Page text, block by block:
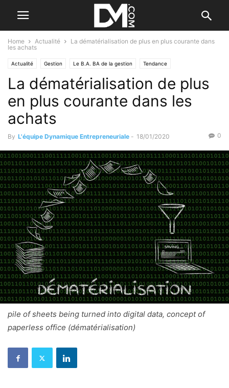
Home Actualité
La dématérialisation de plus en plus courante dans
les achats
Actualité Gestion Le B.A. BA de la gestion Tendance
Par les nouvelles tendances
La dématérialisation de plus
en plus courante dans les
achats
By L'équipe Dynamique Entrepreneuriale - 18/01/2020 0
pile of sheets being turned into digital data, concept of
paperless office (dématérialisation)